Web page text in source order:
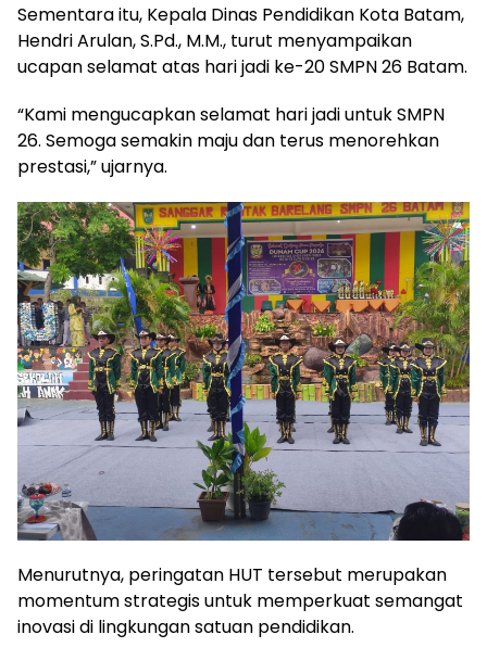
Sementara itu, Kepala Dinas Pendidikan Kota Batam,
Hendri Arulan, S.Pd., M.M., turut menyampaikan
ucapan selamat atas hari jadi ke-20 SMPN 26 Batam.
“Kami mengucapkan selamat hari jadi untuk SMPN
26. Semoga semakin maju dan terus menorehkan
prestasi,” ujarnya.
Menurutnya, peringatan HUT tersebut merupakan
momentum strategis untuk memperkuat semangat
inovasi di lingkungan satuan pendidikan.